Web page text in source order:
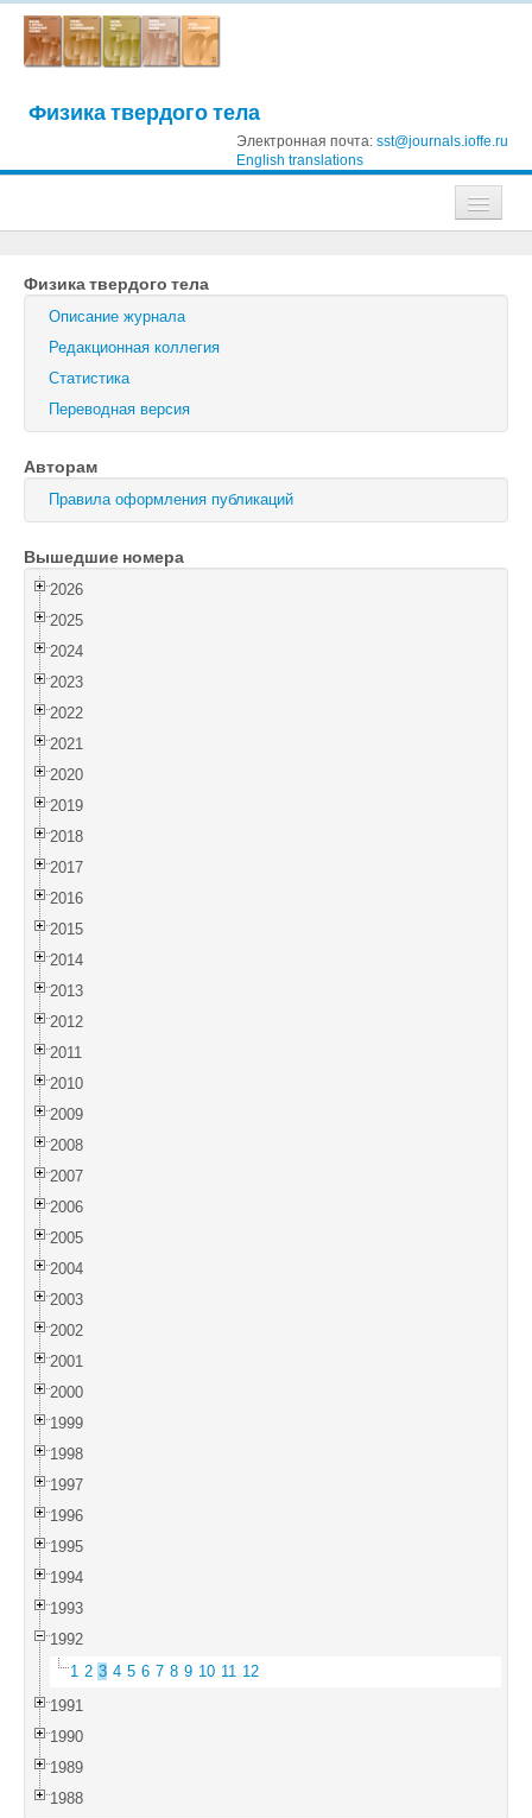
Физика твердого тела
Электронная почта: sst@journals.ioffe.ru
English translations
Журнал технической физики
Письма в Журнал технической физики
Физика твердого тела
Физика и техника полупроводников
Оптика и спектроскопия
Поиск
Войти
Физика твердого тела
Описание журнала
Редакционная коллегия
Статистика
Переводная версия
Авторам
Правила оформления публикаций
Вышедшие номера
2026
2025
2024
2023
2022
2021
2020
2019
2018
2017
2016
2015
2014
2013
2012
2011
2010
2009
2008
2007
2006
2005
2004
2003
2002
2001
2000
1999
1998
1997
1996
1995
1994
1993
1992
1 2 3 4 5 6 7 8 9 10 11 12
1991
1990
1989
1988